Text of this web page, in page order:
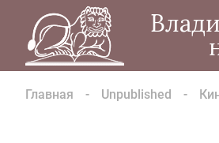
Главная Unpublished